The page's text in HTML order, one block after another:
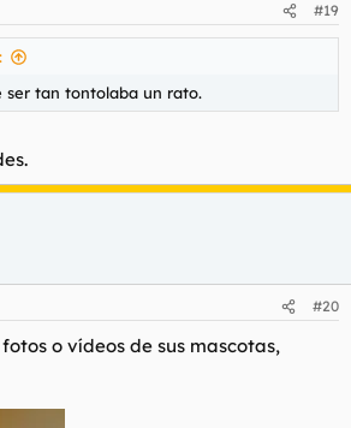
#19
ser tan tontolaba un rato.
#20
o vídeos de sus mascotas,